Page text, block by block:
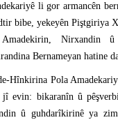
li gor armancên
bibe, yekeyên Piştgiriya
Nirxandin û
Bernameyan hatine
Hînkirina Pola
evin: bikaranîn û
û guhdarîkirinê ya